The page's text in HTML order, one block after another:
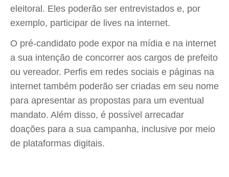
eleitoral. Eles poderão ser entrevistados e, por
exemplo, participar de lives na internet.
O pré-candidato pode expor na mídia e na internet
a sua intenção de concorrer aos cargos de prefeito
ou vereador. Perfis em redes sociais e páginas na
internet também poderão ser criadas em seu nome
para apresentar as propostas para um eventual
mandato. Além disso, é possível arrecadar
doações para a sua campanha, inclusive por meio
de plataformas digitais.